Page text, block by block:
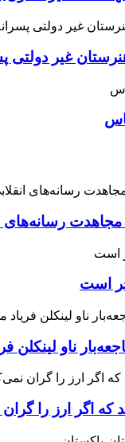
غیر دولتی
رسانه‌های
است
که اگر ارز را